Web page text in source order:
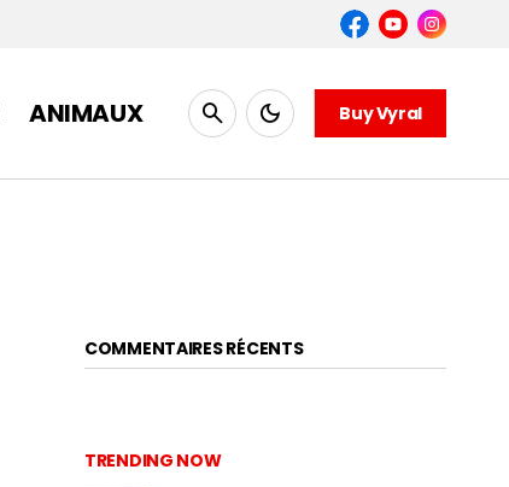
ANIMAUX Buy Vyral
COMMENTAIRES RÉCENTS
TRENDING NOW